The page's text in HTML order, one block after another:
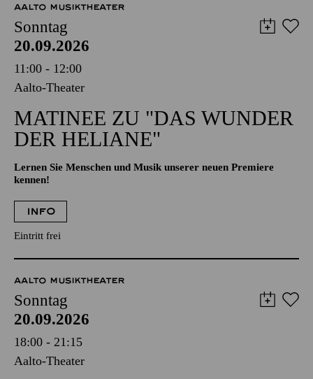
AALTO MUSIKTHEATER
Sonntag
20.09.2026
11:00 - 12:00
Aalto-Theater
MATINEE ZU "DAS WUNDER
DER HELIANE"
Lernen Sie Menschen und Musik unserer neuen Premiere
kennen!
INFO
Eintritt frei
AALTO MUSIKTHEATER
Sonntag
20.09.2026
18:00 - 21:15
Aalto-Theater